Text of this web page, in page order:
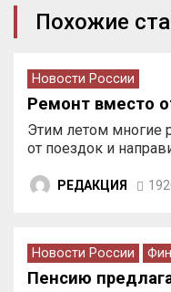
Похожие
Новости России
Ремонт вместо
Этим летом многие
от поездок и
РЕДАКЦИЯ
Новости России
Пенсию